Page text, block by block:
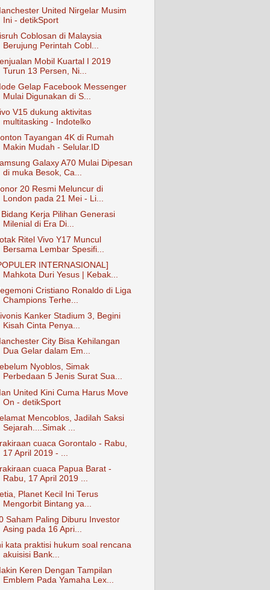
United Nirgelar Musim
Ini - detikSport
Coblosan di Malaysia
Berujung Perintah Cobl...
Mobil Kuartal I 2019
Turun 13 Persen, Ni...
Gelap Facebook Messenger
Mulai Digunakan di S...
V15 dukung aktivitas
multitasking - Indotelko
Tayangan 4K di Rumah
Makin Mudah - Selular.ID
Galaxy A70 Mulai Dipesan
di muka Besok, Ca...
20 Resmi Meluncur di
London pada 21 Mei - Li...
Kerja Pilihan Generasi
Milenial di Era Di...
Ritel Vivo Y17 Muncul
Bersama Lembar Spesifi...
INTERNASIONAL]
Mahkota Duri Yesus | Kebak...
Cristiano Ronaldo di Liga
Champions Terhe...
Kanker Stadium 3, Begini
Kisah Cinta Penya...
City Bisa Kehilangan
Dua Gelar dalam Em...
Nyoblos, Simak
Perbedaan 5 Jenis Surat Sua...
United Kini Cuma Harus Move
On - detikSport
Mencoblos, Jadilah Saksi
Sejarah....Simak ...
cuaca Gorontalo - Rabu,
17 April 2019 - ...
cuaca Papua Barat -
Rabu, 17 April 2019 ...
Planet Kecil Ini Terus
Mengorbit Bintang ya...
Saham Paling Diburu Investor
Asing pada 16 Apri...
kata praktisi hukum soal rencana
akuisisi Bank...
Keren Dengan Tampilan
Emblem Pada Yamaha Lex...